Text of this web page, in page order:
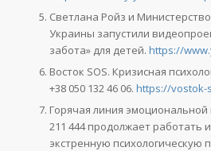
Светлана Ройз и
Украины запустили
забота» для детей. https://
Восток SOS. Кризисная
+38 050 132 46 06. https://vostok-
Горячая линия
211 444 продолжает работать
экстренную психологическую